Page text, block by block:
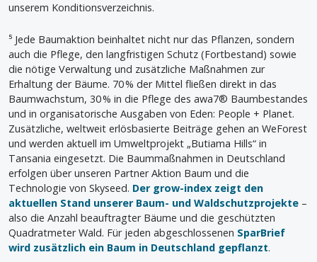
unserem Konditionsverzeichnis.
⁵ Jede Baumaktion beinhaltet nicht nur das Pflanzen, sondern
auch die Pflege, den langfristigen Schutz (Fortbestand) sowie
die nötige Verwaltung und zusätzliche Maßnahmen zur
Erhaltung der Bäume. 70 % der Mittel fließen direkt in das
Baumwachstum, 30 % in die Pflege des awa7® Baumbestandes
und in organisatorische Ausgaben von Eden: People + Planet.
Zusätzliche, weltweit erlösbasierte Beiträge gehen an WeForest
und werden aktuell im Umweltprojekt „Butiama Hills“ in
Tansania eingesetzt. Die Baummaßnahmen in Deutschland
erfolgen über unseren Partner Aktion Baum und die
Technologie von Skyseed. Der grow-index zeigt den
aktuellen Stand unserer Baum- und Waldschutzprojekte –
also die Anzahl beauftragter Bäume und die geschützten
Quadratmeter Wald. Für jeden abgeschlossenen SparBrief
wird zusätzlich ein Baum in Deutschland gepflanzt.